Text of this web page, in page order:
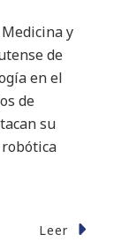
Medicina y
de
en el
de
su
Leer